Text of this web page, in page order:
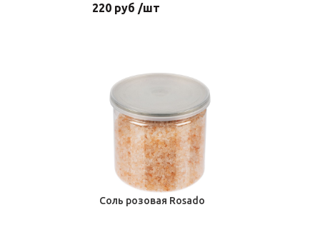
220 руб /шт
Соль розовая Rosado